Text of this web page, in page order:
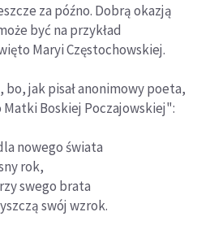
za późno. Dobrą okazją
być na przykład
Maryi Częstochowskiej.
jak pisał anonimowy poeta,
Boskiej Poczajowskiej":
nowego świata
rok,
swego brata
swój wzrok.